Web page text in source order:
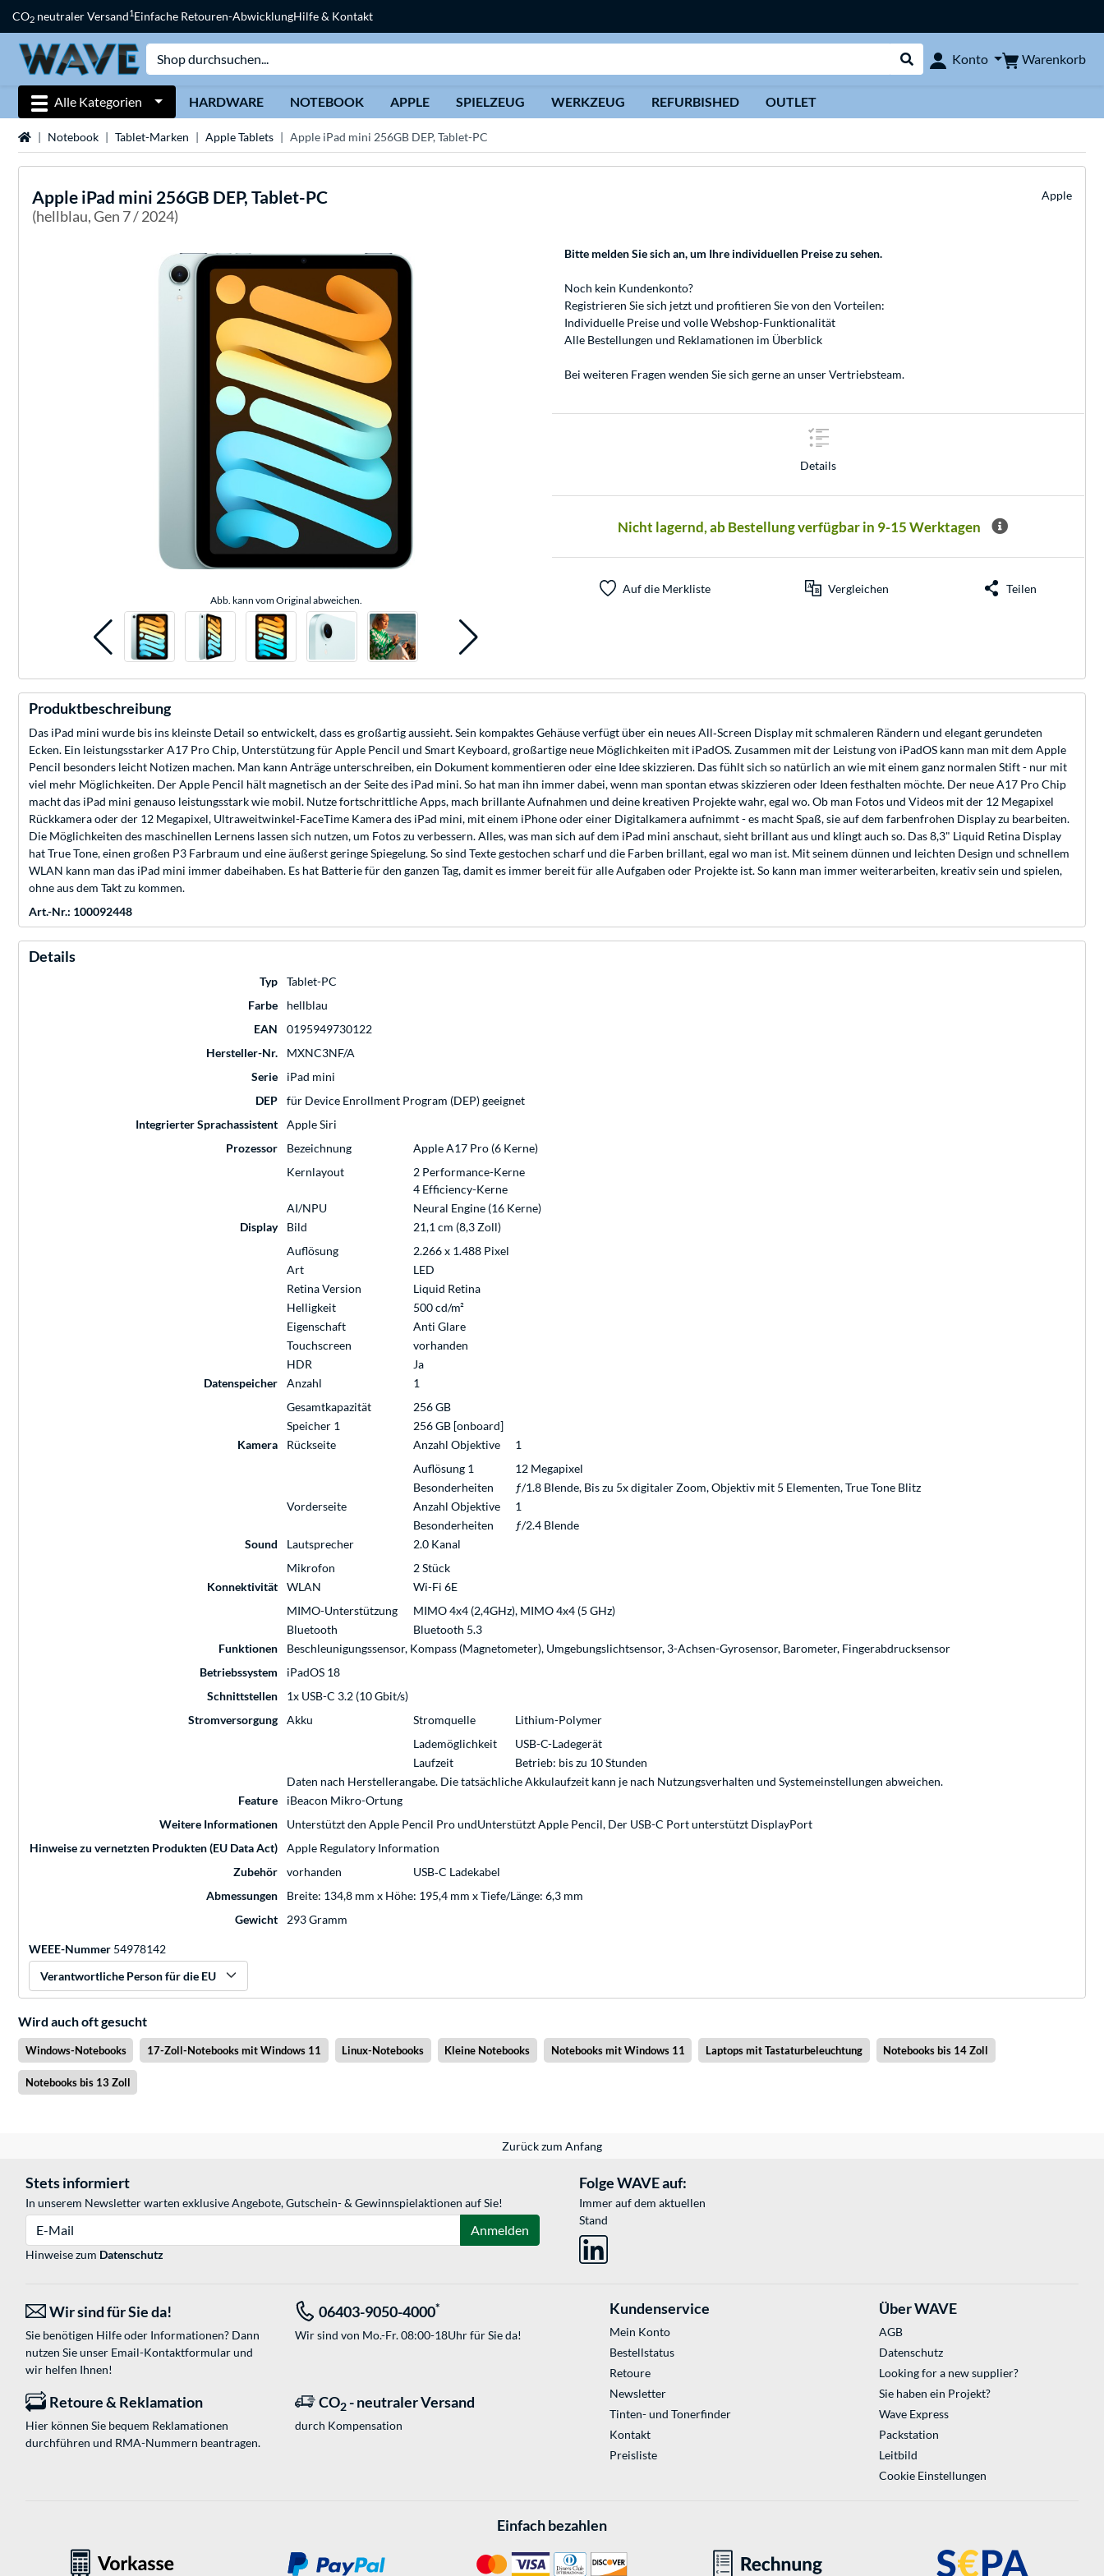
CO2 neutraler Versand1Einfache Retouren-AbwicklungHilfe & Kontakt
Suche durchführen
Konto Warenkorb
Alle Kategorien HARDWARE NOTEBOOK APPLE SPIELZEUG WERKZEUG REFURBISHED OUTLET
StartseiteNotebook Tablet-Marken Apple Tablets Apple iPad mini 256GB DEP, Tablet-PC
Apple iPad mini 256GB DEP, Tablet-PC
(hellblau, Gen 7 / 2024)
Apple
Abb. kann vom Original abweichen.
Bitte melden Sie sich an, um Ihre individuellen Preise zu sehen.
Noch kein Kundenkonto?
Registrieren Sie sich jetzt und profitieren Sie von den Vorteilen:
Individuelle Preise und volle Webshop-Funktionalität
Alle Bestellungen und Reklamationen im Überblick
Bei weiteren Fragen wenden Sie sich gerne an unserVertriebsteam.
Details
Nicht lagernd, ab Bestellung verfügbar in 9-15 Werktagen
Auf die Merkliste Vergleichen Teilen
Produktbeschreibung
Das iPad mini wurde bis ins kleinste Detail so entwickelt, dass es großartig aussieht. Sein kompaktes Gehäuse verfügt über ein neues All‑Screen Display mit schmaleren Rändern und elegant gerundeten
Ecken. Ein leistungsstarker A17 Pro Chip, Unterstützung für Apple Pencil und Smart Keyboard, großartige neue Möglichkeiten mit iPadOS. Zusammen mit der Leistung von iPadOS kann man mit dem Apple
Pencil besonders leicht Notizen machen. Man kann Anträge unterschreiben, ein Dokument kommentieren oder eine Idee skizzieren. Das fühlt sich so natürlich an wie mit einem ganz normalen Stift - nur mit
viel mehr Möglichkeiten. Der Apple Pencil hält magnetisch an der Seite des iPad mini. So hat man ihn immer dabei, wenn man spontan etwas skizzieren oder Ideen festhalten möchte. Der neue A17 Pro Chip
macht das iPad mini genauso leistungs­stark wie mobil. Nutze fortschrittliche Apps, mach brillante Aufnahmen und deine kreativen Projekte wahr, egal wo. Ob man Fotos und Videos mit der 12 Megapixel
Rückkamera oder der 12 Megapixel, Ultraweitwinkel-FaceTime Kamera des iPad mini, mit einem iPhone oder einer Digitalkamera aufnimmt - es macht Spaß, sie auf dem farbenfrohen Display zu bearbeiten.
Die Möglichkeiten des maschinellen Lernens lassen sich nutzen, um Fotos zu verbessern. Alles, was man sich auf dem iPad mini anschaut, sieht brillant aus und klingt auch so. Das 8,3" Liquid Retina Display
hat True Tone, einen großen P3 Farbraum und eine äußerst geringe Spiegelung. So sind Texte gestochen scharf und die Farben brillant, egal wo man ist. Mit seinem dünnen und leichten Design und schnellem
WLAN kann man das iPad mini immer dabeihaben. Es hat Batterie für den ganzen Tag, damit es immer bereit für alle Aufgaben oder Projekte ist. So kann man immer weiterarbeiten, kreativ sein und spielen,
ohne aus dem Takt zu kommen.
Art.-Nr.: 100092448
Details
Typ
Tablet-PC
Farbe
hellblau
EAN
0195949730122
Hersteller-Nr.
MXNC3NF/A
Serie
iPad mini
DEP
für Device Enrollment Program (DEP) geeignet
Integrierter Sprachassistent
Apple Siri
Prozessor
Bezeichnung
Apple A17 Pro (6 Kerne)
Kernlayout
2 Performance-Kerne
4 Efficiency-Kerne
AI/NPU
Neural Engine (16 Kerne)
Display
Bild
21,1 cm (8,3 Zoll)
Auflösung
2.266 x 1.488 Pixel
Art
LED
Retina Version
Liquid Retina
Helligkeit
500 cd/m²
Eigenschaft
Anti Glare
Touchscreen
vorhanden
HDR
Ja
Datenspeicher
Anzahl
1
Gesamtkapazität
256 GB
Speicher 1
256 GB [onboard]
Kamera
Rückseite Anzahl Objektive
1
Auflösung 1
12 Megapixel
Besonderheiten
ƒ/1.8 Blende, Bis zu 5x digitaler Zoom, Objektiv mit 5 Elementen, True Tone Blitz
Vorderseite
Anzahl Objektive
1
Besonderheiten
ƒ/2.4 Blende
Sound
Lautsprecher
2.0 Kanal
Mikrofon
2 Stück
Konnektivität
WLAN
Wi-Fi 6E
MIMO-Unterstützung
MIMO 4x4 (2,4GHz), MIMO 4x4 (5 GHz)
Bluetooth
Bluetooth 5.3
Funktionen
Beschleunigungssensor, Kompass (Magnetometer), Umgebungslichtsensor, 3-Achsen-Gyrosensor, Barometer, Fingerabdrucksensor
Betriebssystem
iPadOS 18
Schnittstellen
1x USB-C 3.2 (10 Gbit/s)
Stromversorgung
Akku Stromquelle
Lithium-Polymer
Lademöglichkeit
USB-C-Ladegerät
Laufzeit
Betrieb: bis zu 10 Stunden
Daten nach Herstellerangabe. Die tatsächliche Akkulaufzeit kann je nach Nutzungsverhalten und Systemeinstellungen abweichen.
Feature
iBeacon Mikro-Ortung
Weitere Informationen
Unterstützt den Apple Pencil Pro undUnterstützt Apple Pencil, Der USB-C Port unterstützt DisplayPort
Hinweise zu vernetzten Produkten (EU Data Act)
Apple Regulatory Information
Zubehör
vorhanden
USB‑C Ladekabel
Abmessungen
Breite: 134,8 mm x Höhe: 195,4 mm x Tiefe/Länge: 6,3 mm
Gewicht
293 Gramm
WEEE-Nummer 54978142
Verantwortliche Person für die EU
Wird auch oft gesucht
Windows-Notebooks 17-Zoll-Notebooks mit Windows 11 Linux-Notebooks Kleine Notebooks Notebooks mit Windows 11 Laptops mit Tastaturbeleuchtung Notebooks bis 14 Zoll
Notebooks bis 13 Zoll
Zurück zum Anfang
Stets informiert
In unserem Newsletter warten exklusive Angebote, Gutschein- & Gewinnspielaktionen auf Sie!
Anmelden
Hinweise zum Datenschutz
Folge WAVE auf:
Immer auf dem aktuellen
Stand
Wir sind für Sie da!
Sie benötigen Hilfe oder Informationen? Dann
nutzen Sie unser Email-Kontaktformularund
wir helfen Ihnen!
06403-9050-4000*
Wir sind von Mo.-Fr. 08:00-18Uhr für Sie da!
Retoure & Reklamation
Hier können Sie bequem Reklamationen
durchführen und RMA-Nummern beantragen.
CO2 - neutraler Versand
durch Kompensation
Kundenservice
Mein Konto
Bestellstatus
Retoure
Newsletter
Tinten- und Tonerfinder
Kontakt
Preisliste
Über WAVE
AGB
Datenschutz
Looking for a new supplier?
Sie haben ein Projekt?
Wave Express
Packstation
Leitbild
Cookie Einstellungen
Einfach bezahlen